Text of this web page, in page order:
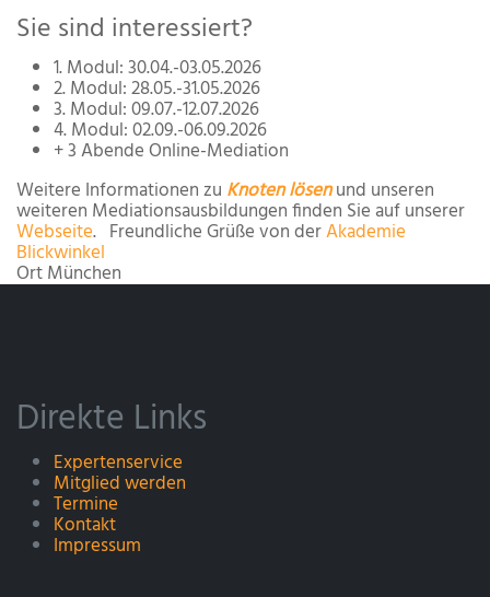
Sie sind interessiert?
1. Modul: 30.04.-03.05.2026
2. Modul: 28.05.-31.05.2026
3. Modul: 09.07.-12.07.2026
4. Modul: 02.09.-06.09.2026
+ 3 Abende Online-Mediation
Weitere Informationen zu Knoten lösenund unseren
weiteren Mediationsausbildungen finden Sie auf unserer
Webseite. Freundliche Grüße von derAkademie
Blickwinkel
OrtMünchen
Direkte Links
Expertenservice
Mitglied werden
Termine
Kontakt
Impressum